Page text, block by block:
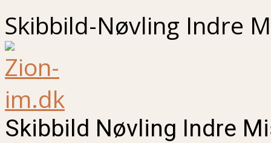
Skibbild-Nøvling Indre
Skibbild Nøvling Indre